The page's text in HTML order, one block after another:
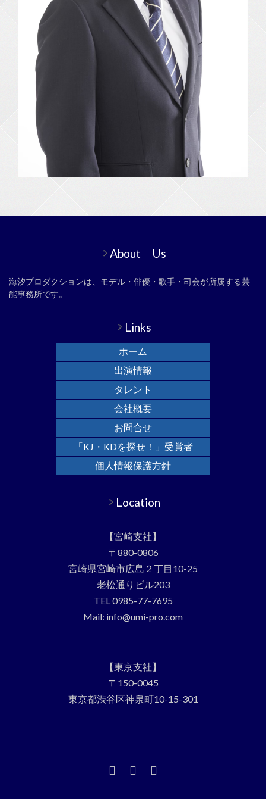
About Us
海汐プロダクションは、モデル・俳優・歌手・司会が所属する芸
能事務所です。
Links
ホーム
出演情報
タレント
会社概要
お問合せ
「KJ・KDを探せ！」受賞者
個人情報保護方針
Location
【宮崎支社】
〒880-0806
宮崎県宮崎市広島２丁目10-25
老松通りビル203
TEL 0985-77-7695
Mail: info@umi-pro.com
【東京支社】
〒150-0045
東京都渋谷区神泉町10-15-301